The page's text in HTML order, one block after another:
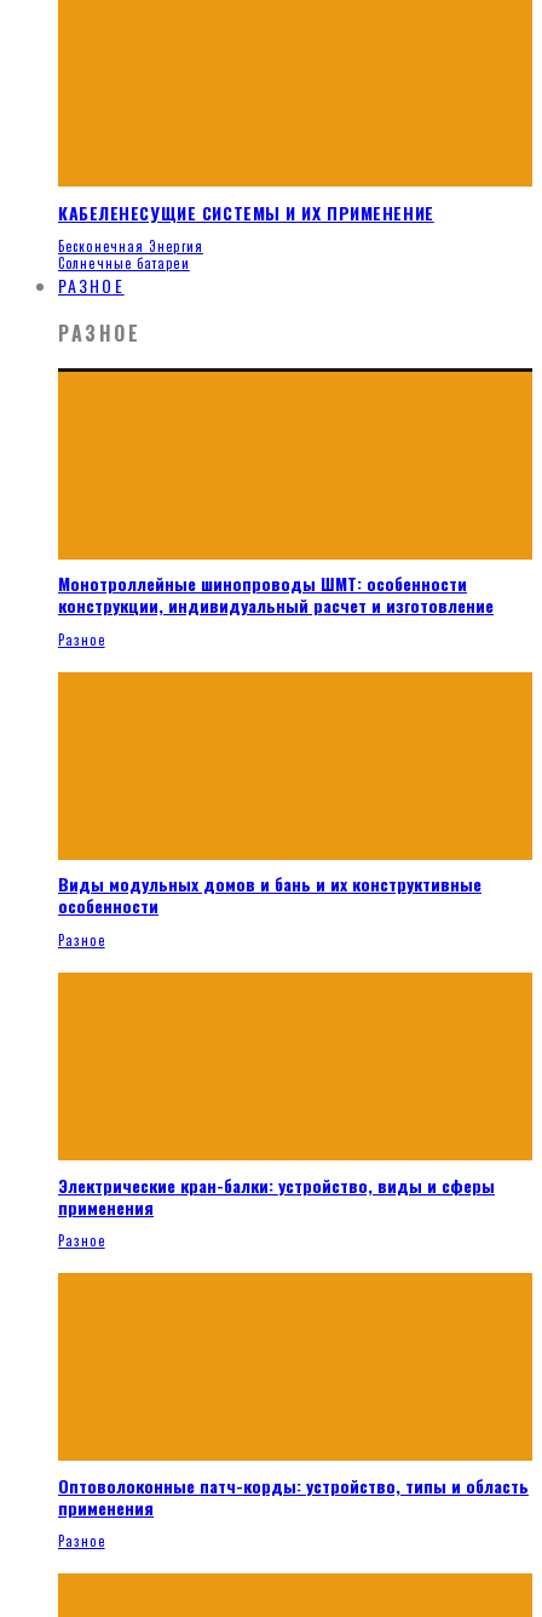
КАБЕЛЕНЕСУЩИЕ СИСТЕМЫ И ИХ ПРИМЕНЕНИЕ
Бесконечная Энергия
Солнечные батареи
РАЗНОЕ
РАЗНОЕ
Монотроллейные шинопроводы ШМТ: особенности
конструкции, индивидуальный расчет и изготовление
Разное
Виды модульных домов и бань и их конструктивные
особенности
Разное
Электрические кран-балки: устройство, виды и сферы
применения
Разное
Оптоволоконные патч-корды: устройство, типы и область
применения
Разное